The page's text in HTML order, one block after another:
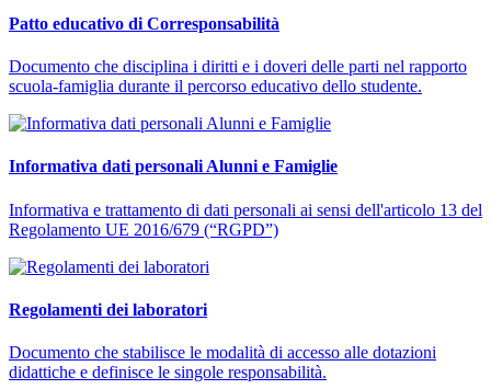
Patto educativo di Corresponsabilità
Documento che disciplina i diritti e i doveri delle parti nel rapporto
scuola-famiglia durante il percorso educativo dello studente.
Informativa dati personali Alunni e Famiglie
Informativa e trattamento di dati personali ai sensi dell'articolo 13 del
Regolamento UE 2016/679 (“RGPD”)
Regolamenti dei laboratori
Documento che stabilisce le modalità di accesso alle dotazioni
didattiche e definisce le singole responsabilità.